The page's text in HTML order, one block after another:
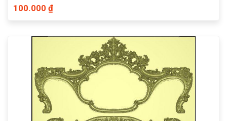
100.000 ₫